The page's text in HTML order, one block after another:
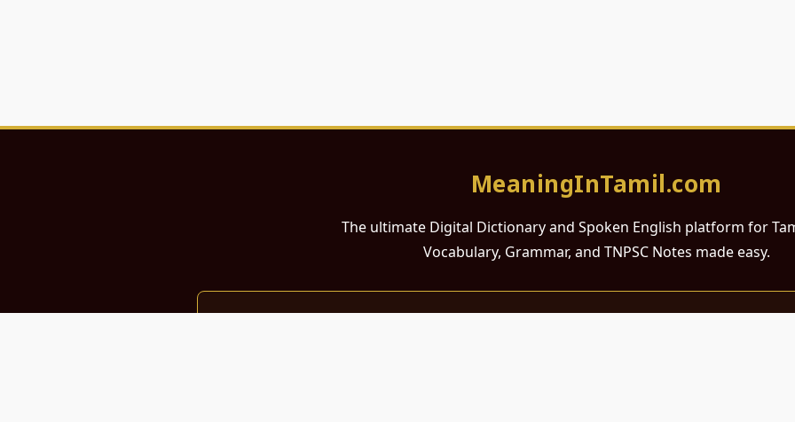
MeaningInTamil.com
The ultimate Digital Dictionary and Spoken English platform for
Vocabulary, Grammar, and TNPSC Notes made easy.